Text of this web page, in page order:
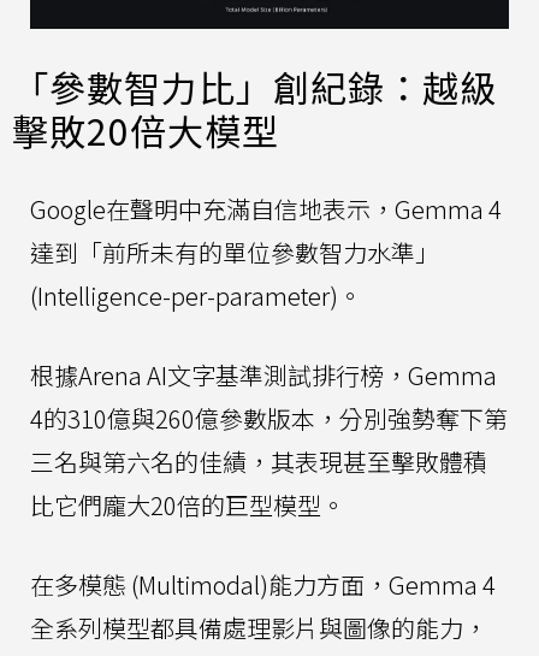
「參數智力比」創紀錄：越級
擊敗20倍大模型
Google在聲明中充滿自信地表示，Gemma 4
達到「前所未有的單位參數智力水準」
(Intelligence-per-parameter)。
根據Arena AI文字基準測試排行榜，Gemma
4的310億與260億參數版本，分別強勢奪下第
三名與第六名的佳績，其表現甚至擊敗體積
比它們龐大20倍的巨型模型。
在多模態 (Multimodal)能力方面，Gemma 4
全系列模型都具備處理影片與圖像的能力，